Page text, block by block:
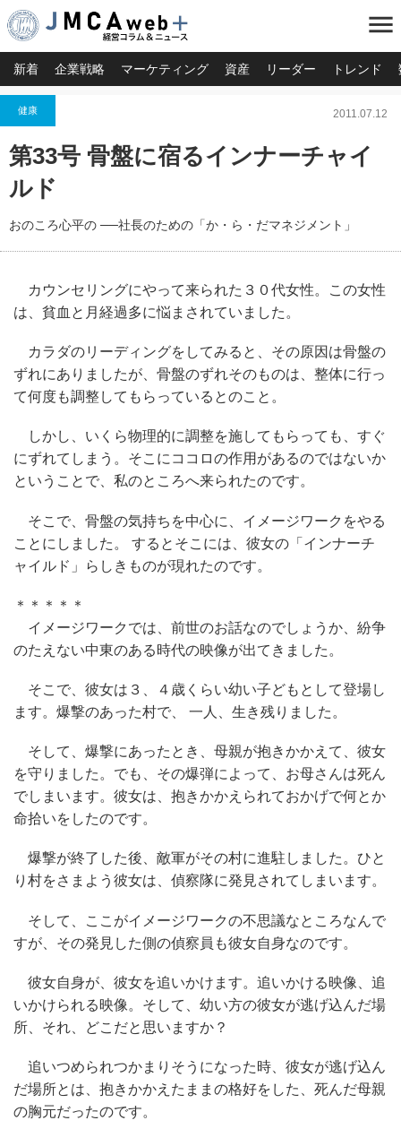
menu
新着 企業戦略 マーケティング 資産 リーダー トレンド
健康 2011.07.12
第33号 骨盤に宿るインナーチャイ
ルド
おのころ心平の ──社長のための「か・ら・だマネジメント」
カウンセリングにやって来られた３０代女性。この女性
は、貧血と月経過多に悩まされていました。
カラダのリーディングをしてみると、その原因は骨盤の
ずれにありましたが、骨盤のずれそのものは、整体に行っ
て何度も調整してもらっているとのこと。
しかし、いくら物理的に調整を施してもらっても、すぐ
にずれてしまう。そこにココロの作用があるのではないか
ということで、私のところへ来られたのです。
そこで、骨盤の気持ちを中心に、イメージワークをやる
ことにしました。 するとそこには、彼女の「インナーチ
ャイルド」らしきものが現れたのです。
＊＊＊＊＊
イメージワークでは、前世のお話なのでしょうか、紛争
のたえない中東のある時代の映像が出てきました。
そこで、彼女は３、４歳くらい幼い子どもとして登場し
ます。爆撃のあった村で、 一人、生き残りました。
そして、爆撃にあったとき、母親が抱きかかえて、彼女
を守りました。でも、その爆弾によって、お母さんは死ん
でしまいます。彼女は、抱きかかえられておかげで何とか
命拾いをしたのです。
爆撃が終了した後、敵軍がその村に進駐しました。ひと
り村をさまよう彼女は、偵察隊に発見されてしまいます。
そして、ここがイメージワークの不思議なところなんで
すが、その発見した側の偵察員も彼女自身なのです。
彼女自身が、彼女を追いかけます。追いかける映像、追
いかけられる映像。そして、幼い方の彼女が逃げ込んだ場
所、それ、どこだと思いますか？
追いつめられつかまりそうになった時、彼女が逃げ込ん
だ場所とは、抱きかかえたままの格好をした、死んだ母親
の胸元だったのです。